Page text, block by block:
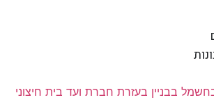
בבניין בעזרת חברת ועד בית חיצוני